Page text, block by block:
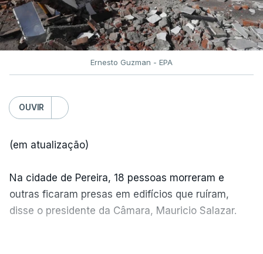
Ernesto Guzman - EPA
OUVIR
(em atualização)
Na cidade de Pereira, 18 pessoas morreram e
outras ficaram presas em edifícios que ruíram,
disse o presidente da Câmara, Mauricio Salazar.